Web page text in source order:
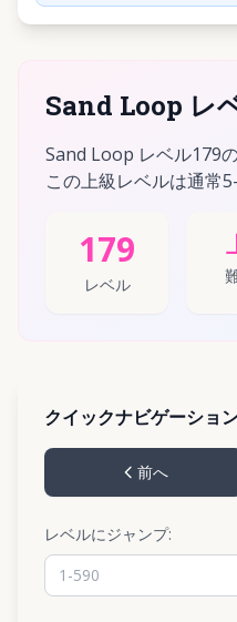
Sand Loop レ
Sand Loop レベル179
この上級レベルは通常
179
レベル
クイックナビゲーショ
前へ
レベルにジャンプ: